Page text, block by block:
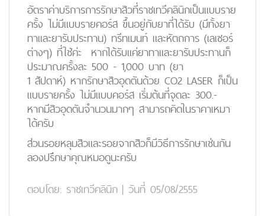
อัตราค่าบริการการรักษาสิวที่ราชเทวีคลินิกเป็นแบบราย
ครั้ง ไม่มีแบบรายคอร์ส ขึ้นอยู่กับยาที่ได้รับ (มีทั้งยา
ทาและยารับประทาน) ทรีทเมนท์ และหัตถการ (เลเซอร์
ต่างๆ) ที่ใช้ค่ะ หากได้รับแค่ยาทาและยารับประทานก็
ประมาณครั้งละ 500 - 1,000 บาท (ยา
1 สัปดาห์) หากรักษาสิวอุดตันด้วย CO2 LASER ก็เป็น
แบบรายครั้ง ไม่มีแบบคอร์ส เริ่มต้นที่จุดละ 300.-
หากมีสิวอุดตันจำนวนมากๆ สามารถคิดในราคาเหมา
ได้ครับ
ส่วนรอยหลุมสิวและรอยจากสิวก็มีวิธีการรักษาเช่นกัน
ลองปรึกษาคุณหมอดูนะครับ
ตอบโดย: ราชเทวีคลินิก | วันที่ 05/08/2555